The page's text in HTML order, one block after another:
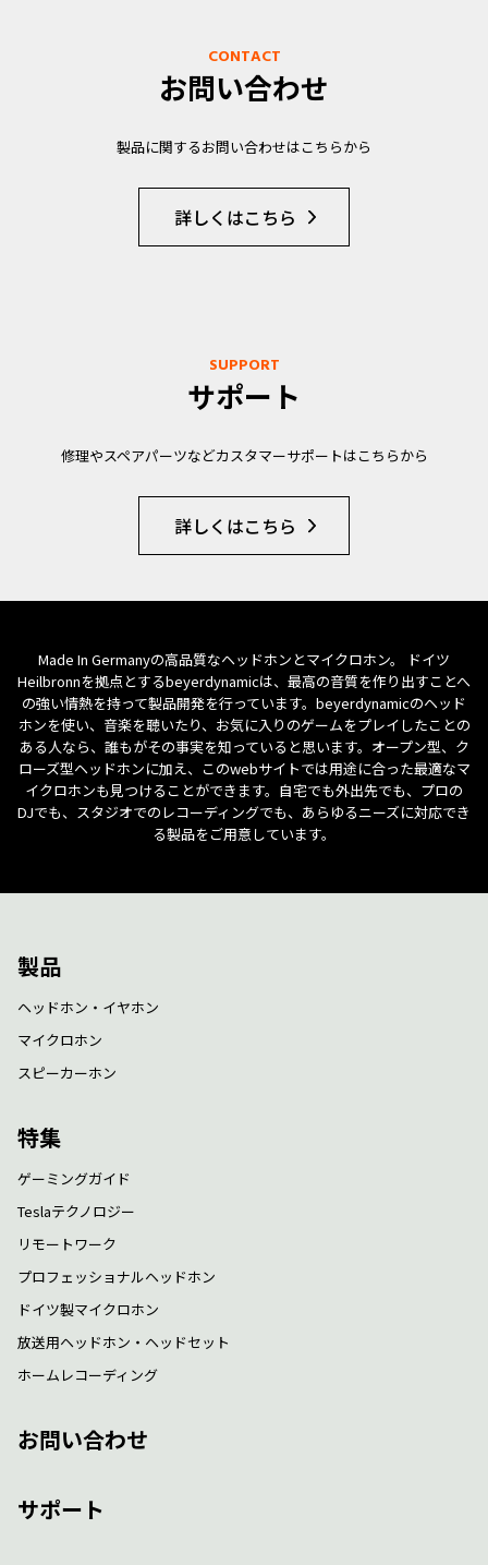
CONTACT
お問い合わせ
製品に関するお問い合わせはこちらから
詳しくはこちら
SUPPORT
サポート
修理やスペアパーツなどカスタマーサポートはこちらから
詳しくはこちら
Made In Germanyの高品質なヘッドホンとマイクロホン。 ドイツ
Heilbronnを拠点とするbeyerdynamicは、最高の音質を作り出すことへ
の強い情熱を持って製品開発を行っています。beyerdynamicのヘッド
ホンを使い、音楽を聴いたり、お気に入りのゲームをプレイしたことの
ある人なら、誰もがその事実を知っていると思います。オープン型、ク
ローズ型ヘッドホンに加え、このwebサイトでは用途に合った最適なマ
イクロホンも見つけることができます。自宅でも外出先でも、プロの
DJでも、スタジオでのレコーディングでも、あらゆるニーズに対応でき
る製品をご用意しています。
製品
ヘッドホン・イヤホン
マイクロホン
スピーカーホン
特集
ゲーミングガイド
Teslaテクノロジー
リモートワーク
プロフェッショナルヘッドホン
ドイツ製マイクロホン
放送用ヘッドホン・ヘッドセット
ホームレコーディング
お問い合わせ
サポート